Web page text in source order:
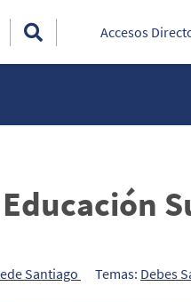
Accesos
Santiago Temas: Debes